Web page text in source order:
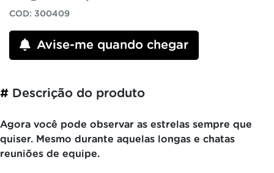
COD: 300409
Avise-me quando chegar
# Descrição do produto
Agora você pode observar as estrelas sempre que
quiser. Mesmo durante aquelas longas e chatas
reuniões de equipe.